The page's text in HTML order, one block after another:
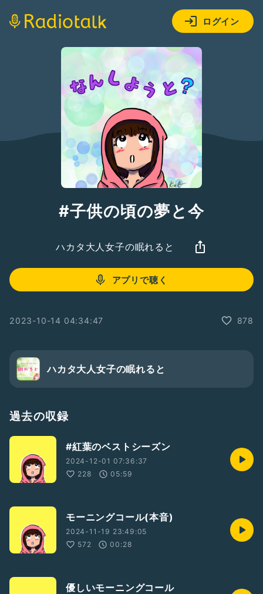
ログイン
#子供の頃の夢と今
ハカタ大人女子の眠れると
アプリで聴く
2023-10-14 04:34:47 878
ハカタ大人女子の眠れると
過去の収録
#紅葉のベストシーズン
2024-12-01 07:36:37
228
05:59
モーニングコール(本音)
2024-11-19 23:49:05
572
00:28
優しいモーニングコール